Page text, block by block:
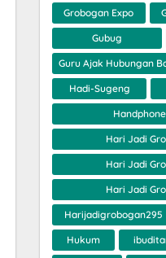
Grobogan Expo
Gubug
Guru Ajak Hubungan
Hadi-Sugeng
Hari Jadi
Hari Jadi
Hari Jadi
Harijadigrobogan295
Hukum